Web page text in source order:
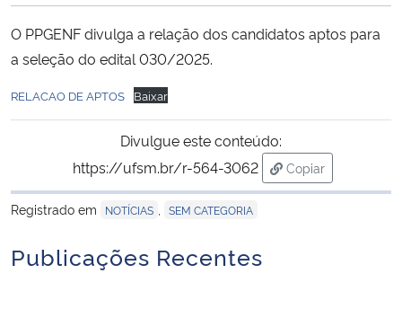
Ministério do Desenvolvimento Regional
Ministério da Mulher, da Família e dos Direitos Humanos
Secretaria-Geral
Secretaria de Governo
O PPGENF divulga a relação dos candidatos aptos para
a seleção do edital 030/2025.
RELACAO DE APTOS Baixar
Divulgue este conteúdo:
https://ufsm.br/r-564-3062
Copiar
para área de
Registrado em
NOTÍCIAS SEM CATEGORIA
Publicações Recentes